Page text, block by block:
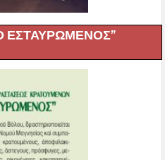
ΕΣΤΑΥΡΩΜΕΝΟΣ”